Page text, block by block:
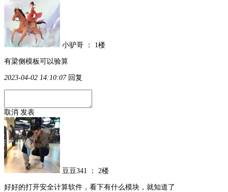
小驴哥 ： 1楼
有梁侧模板可以验算
2023-04-02 14:10:07 回复
取消 发表
豆豆341 ： 2楼
好好的打开安全计算软件，看下有什么模块，就知道了